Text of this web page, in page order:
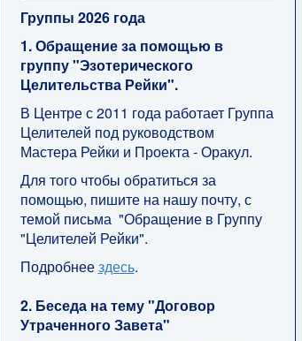
Группы 2026 года
1. Обращение за помощью в
группу "Эзотерического
Целительства Рейки".
В Центре с 2011 года работает Группа
Целителей под руководством
Мастера Рейки и Проекта - Оракул.
Для того чтобы обратиться за
помощью, пишите на нашу почту, с
темой письма "Обращение в Группу
"Целителей Рейки".
Подробнеездесь.
2. Беседа на тему "Договор
Утраченного Завета"